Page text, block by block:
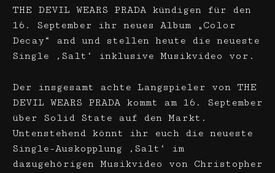
THE DEVIL WEARS PRADA kündigen für den
16. September ihr neues Album „Color
Decay“ and und stellen heute die neueste
Single ‚Salt‘ inklusive Musikvideo vor.
Der insgesamt achte Langspieler von THE
DEVIL WEARS PRADA kommt am 16. September
über Solid State auf den Markt.
Untenstehend könnt ihr euch die neueste
Single-Auskopplung ‚Salt‘ im
dazugehörigen Musikvideo von Christopher